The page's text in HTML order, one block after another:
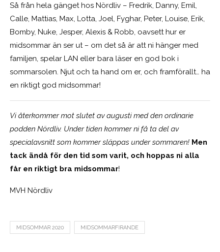
Så från hela gänget hos Nördliv – Fredrik, Danny, Emil,
Calle, Mattias, Max, Lotta, Joel, Fyghar, Peter, Louise, Erik,
Bomby, Nuke, Jesper, Alexis & Robb, oavsett hur er
midsommar än ser ut – om det så är att ni hänger med
familjen, spelar LAN eller bara läser en god bok i
sommarsolen. Njut och ta hand om er, och framförallt… ha
en riktigt god midsommar!
Vi återkommer mot slutet av augusti med den ordinarie
podden Nördliv. Under tiden kommer ni få ta del av
specialavsnitt som kommer släppas under sommaren! Men
tack ändå för den tid som varit, och hoppas ni alla
får en riktigt bra midsommar!
MVH Nördliv
MIDSOMMAR 2020 MIDSOMMARFIRANDE